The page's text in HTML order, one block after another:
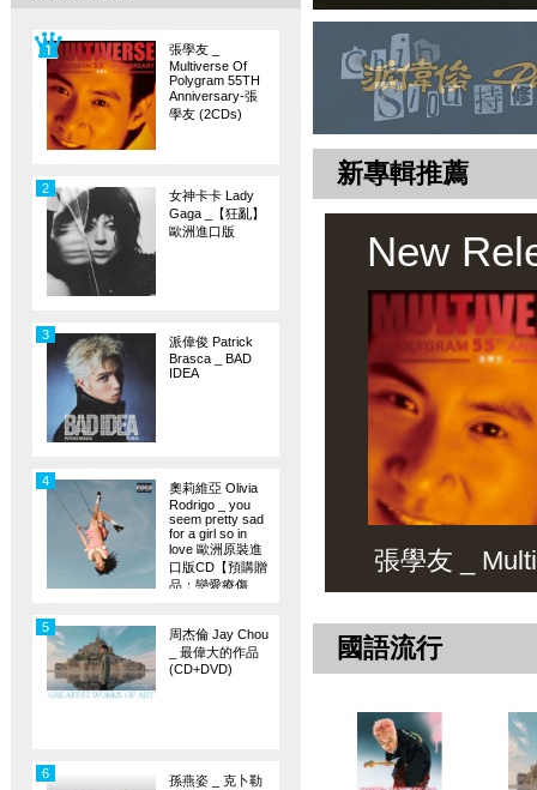
張學友 _
Multiverse Of
Polygram 55TH
Anniversary-張
學友 (2CDs)
女神卡卡 Lady
Gaga _【狂亂】
歐洲進口版
2
派偉俊 Patrick
Brasca _ BAD
IDEA
3
奧莉維亞 Olivia
Rodrigo _ you
seem pretty sad
for a girl so in
love 歐洲原裝進
口版CD【預購贈
品：戀愛療傷
4
周杰倫 Jay Chou
_ 最偉大的作品
(CD+DVD)
5
孫燕姿 _ 克卜勒
6
新專輯推薦
New
張學友 _
國語流行